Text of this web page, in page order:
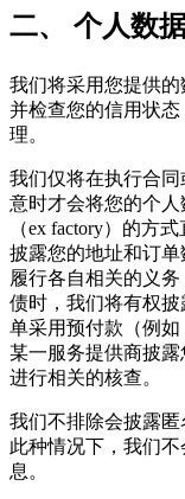
二、 个人数
我们将采用您提供的
并检查您的信用状
理。
我们仅将在执行合
意时才会将您的个
（ex factory）的方
披露您的地址和订
履行各自相关的义
债时，我们将有权
单采用预付款（例
某一服务提供商披
进行相关的核查。
我们不排除会披露
此种情况下，我们
息。